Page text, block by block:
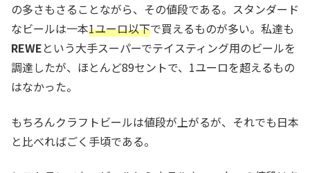
の多さもさることながら、その値段である。スタンダード
なビールは一本1ユーロ以下で買えるものが多い。私達も
REWEという大手スーパーでテイスティング用のビールを
調達したが、ほとんど89セントで、1ユーロを超えるもの
はなかった。
もちろんクラフトビールは値段が上がるが、それでも日本
と比べればごく手頃である。